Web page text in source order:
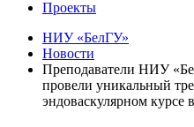
Проекты
НИУ «БелГУ»
Новости
Преподаватели НИУ
провели уникальный
эндоваскулярном курсе